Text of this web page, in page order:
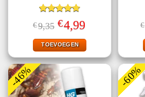
Gewaardeerd
4.70uit 5
€9,35 Oorspronkelijke
prijs
was:
€9,35.
€4,99
is:
€4,99.
TOEVOEGEN
€
-46% -60%